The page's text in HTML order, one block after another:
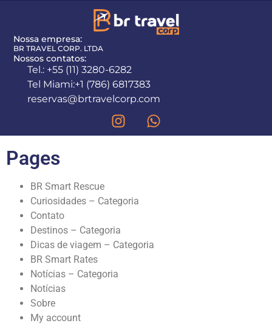
Nossa empresa:
BR TRAVEL CORP. LTDA
Nossos contatos:
Tel.: +55 (11) 3280-6282
Tel Miami:+1 (786) 6817383
reservas@brtravelcorp.com
Pages
BR Smart Rescue
Curiosidades – Categoria
Contato
Destinos – Categoria
Dicas de viagem – Categoria
BR Smart Rates
Notícias – Categoria
Notícias
Sobre
My account